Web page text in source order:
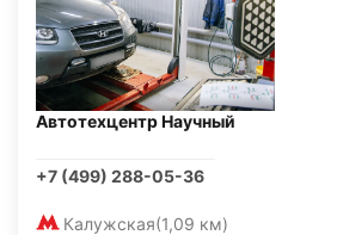
Автотехцентр Научный
+7 (499) 288-05-36
Калужская(1,09 км)